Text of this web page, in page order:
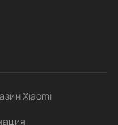
Xiaomi